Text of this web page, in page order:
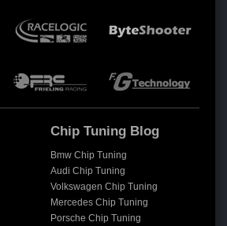
Chip Tuning Blog
Bmw Chip Tuning
Audi Chip Tuning
Volkswagen Chip Tuning
Mercedes Chip Tuning
Porsche Chip Tuning